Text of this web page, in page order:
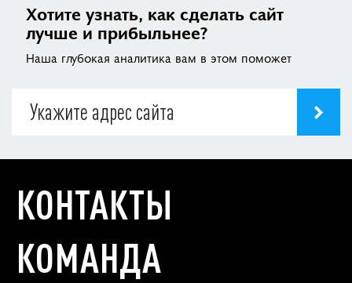
Хотите узнать, как сделать сайт
лучше и прибыльнее?
Наша глубокая аналитика вам в этом поможет
КОНТАКТЫ
КОМАНДА